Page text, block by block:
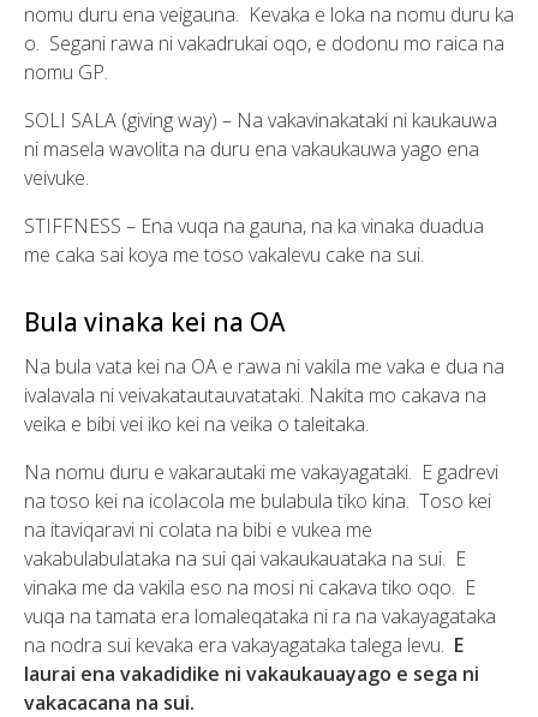
nomu duru ena veigauna. Kevaka e loka na nomu duru ka
o. Segani rawa ni vakadrukai oqo, e dodonu mo raica na
nomu GP.
SOLI SALA (giving way) – Na vakavinakataki ni kaukauwa
ni masela wavolita na duru ena vakaukauwa yago ena
veivuke.
STIFFNESS – Ena vuqa na gauna, na ka vinaka duadua
me caka sai koya me toso vakalevu cake na sui.
Bula vinaka kei na OA
Na bula vata kei na OA e rawa ni vakila me vaka e dua na
ivalavala ni veivakatautauvatataki. Nakita mo cakava na
veika e bibi vei iko kei na veika o taleitaka.
Na nomu duru e vakarautaki me vakayagataki. E gadrevi
na toso kei na icolacola me bulabula tiko kina. Toso kei
na itaviqaravi ni colata na bibi e vukea me
vakabulabulataka na sui qai vakaukauataka na sui. E
vinaka me da vakila eso na mosi ni cakava tiko oqo. E
vuqa na tamata era lomaleqataka ni ra na vakayagataka
na nodra sui kevaka era vakayagataka talega levu. E
laurai ena vakadidike ni vakaukauayago e sega ni
vakacacana na sui.